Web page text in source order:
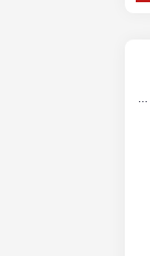
غبارروبی مزار شهدا در ماهشهر با حضور مدیران پتروشیمی اروند و مسئولان شهری